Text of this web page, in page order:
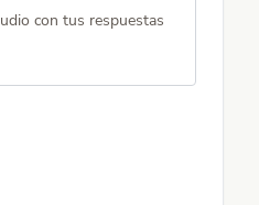
con tus respuestas